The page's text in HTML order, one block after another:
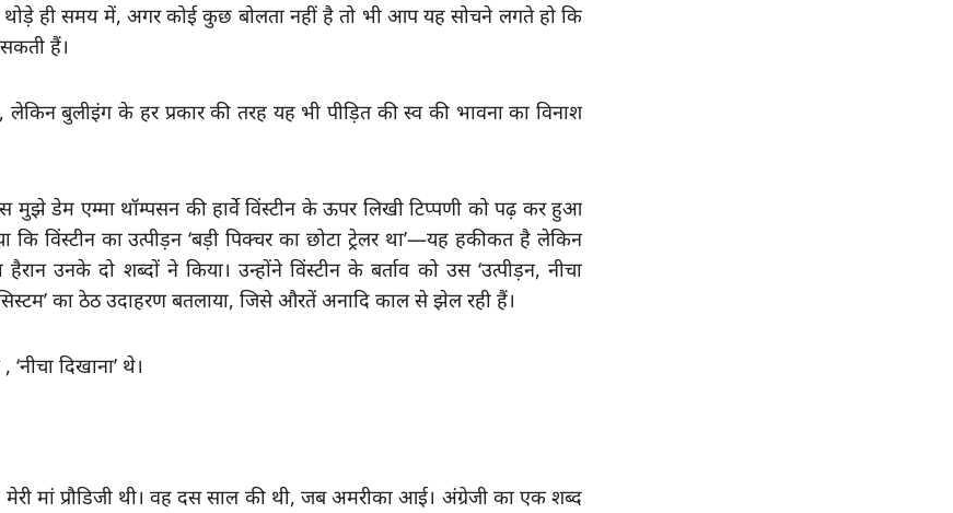
ही समय में, अगर कोई कुछ बोलता नहीं है तो भी आप यह सोचने लगते हो कि
हैं।
लेकिन बुलीइंग के हर प्रकार की तरह यह भी पीड़ित की स्व की भावना का विनाश
मुझे डेम एम्मा थॉम्पसन की हार्वे विंस्टीन के ऊपर लिखी टिप्पणी को पढ़ कर हुआ
कि विंस्टीन का उत्पीड़न ‘बड़ी पिक्चर का छोटा ट्रेलर था’—यह हकीकत है लेकिन
उनके दो शब्दों ने किया। उन्होंने विंस्टीन के बर्ताव को उस ‘उत्पीड़न, नीचा
का ठेठ उदाहरण बतलाया, जिसे औरतें अनादि काल से झेल रही हैं।
दिखाना’ थे।
मां प्रौडिजी थी। वह दस साल की थी, जब अमरीका आई। अंग्रेजी का एक शब्द